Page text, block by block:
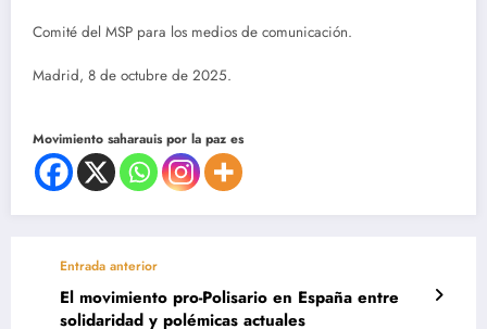
Comité del MSP para los medios de comunicación.
Madrid, 8 de octubre de 2025.
Movimiento saharauis por la paz es
Entrada anterior
El movimiento pro-Polisario en España entre
solidaridad y polémicas actuales